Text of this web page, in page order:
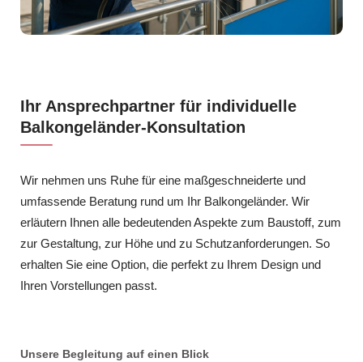
Ihr Ansprechpartner für individuelle
Balkongeländer-Konsultation
Wir nehmen uns Ruhe für eine maßgeschneiderte und
umfassende Beratung rund um Ihr Balkongeländer. Wir
erläutern Ihnen alle bedeutenden Aspekte zum Baustoff, zum
zur Gestaltung, zur Höhe und zu Schutzanforderungen. So
erhalten Sie eine Option, die perfekt zu Ihrem Design und
Ihren Vorstellungen passt.
Unsere Begleitung auf einen Blick